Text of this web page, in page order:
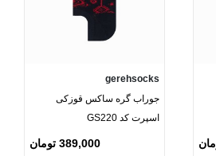
gerehsocks
جوراب گره ساکس قوزکی
اسپرت کد GS220
389,000 تومان